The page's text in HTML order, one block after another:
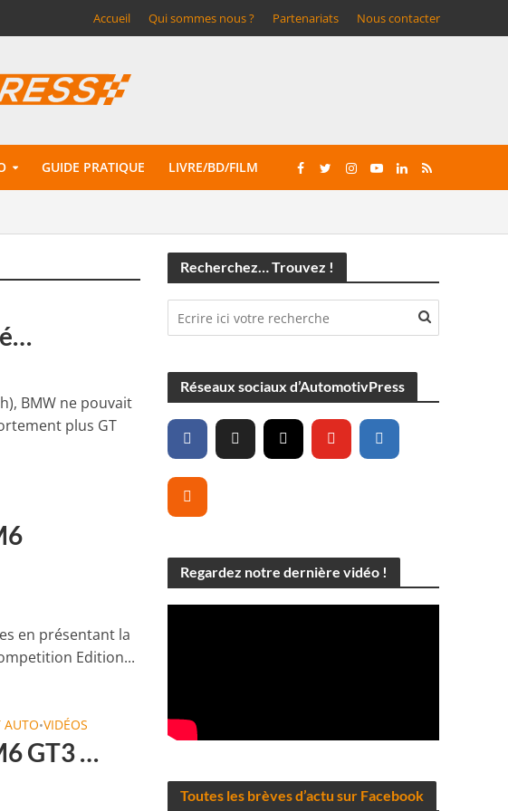
Accueil Qui sommes nous ? Partenariats Nous contacter
GUIDE PRATIQUE LIVRE/BD/FILM
BMW ne pouvait
plus GT
en présentant la
Edition...
AUTO•VIDÉOS
GT3 …
Recherchez… Trouvez !
Réseaux sociaux d’AutomotivPress
Regardez notre dernière vidéo !
Toutes les brèves d’actu sur Facebook